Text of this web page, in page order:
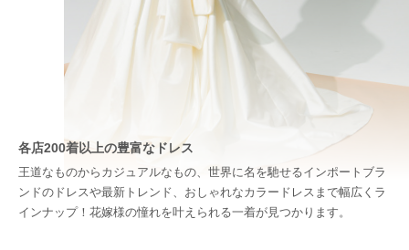
各店200着以上の豊富なドレス
王道なものからカジュアルなもの、世界に名を馳せるインポートブラ
ンドのドレスや最新トレンド、おしゃれなカラードレスまで幅広くラ
インナップ！花嫁様の憧れを叶えられる一着が見つかります。